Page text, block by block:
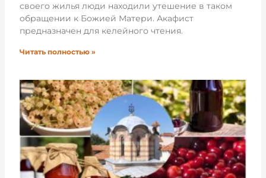
своего жилья люди находили утешение в таком
обращении к Божией Матери. Акафист
предназначен для келейного чтения.
Читать полностью »